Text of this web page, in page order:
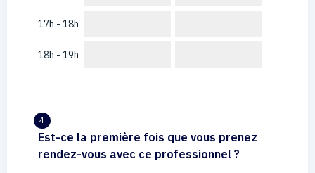
17h - 18h
18h - 19h
4
Est-ce la première fois que vous prenez
rendez-vous avec ce professionnel ?